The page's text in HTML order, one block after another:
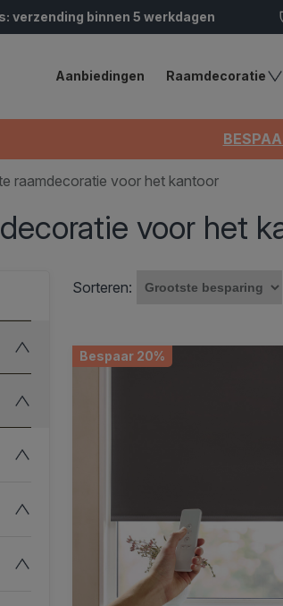
verzending binnen 5 werkdagen
Aanbiedingen Raamdecoratie
raamdecoratie voor het kantoor
voor het
Sorteren:
Bespaar 20%